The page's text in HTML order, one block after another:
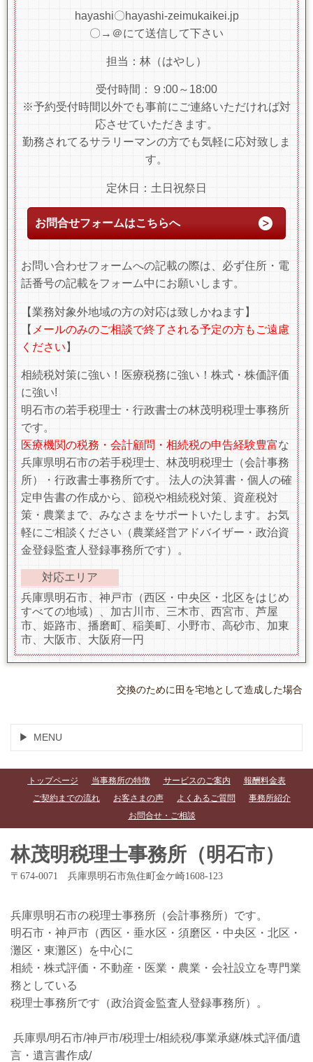
hayashi〇hayashi-zeimukaikei.jp
〇→＠にて送信して下さい
担当：林（はやし）
受付時間：９:00～18:00
※予約受付時間以外でも事前にご連絡いただければ対
応させていただきます。
勤務されてるサラリーマンの方でも気軽に応対致しま
す。
定休日：土日祝祭日
お問合せフォームはこちらへ
お問い合わせフォームへの記載の際は、必ず住所・電
話番号の記載をフォーム中にお願いします。
【業務対象外地域の方の対応は致しかねます】
【 メールのみのご相談で終了される予定の方もご遠慮
ください 】
相続税対策に強い！医療税務に強い！株式・株価評価
に強い!
明石市の若手税理士・行政書士の林茂明税理士事務所
です。
医療機関の税務・会計顧問・相続税の申告経験豊富な
兵庫県明石市の若手税理士、林茂明税理士（会計事務
所）・行政書士事務所です。 法人の決算書・個人の確
定申告書の作成から、節税や相続税対策、資産税対
策・農業まで、みなさまをサポートいたします。お気
軽にご相談ください（農業経営アドバイザー・政治資
金登録監査人登録事務所です）。
対応エリア
兵庫県明石市、神戸市（西区・中央区・北区をはじめ
すべての地域）、加古川市、三木市、西宮市、芦屋
市、姫路市、播磨町、稲美町、小野市、高砂市、加東
市、大阪市、大阪府一円
交換のために田を宅地として造成した場合
MENU
トップページ 当事務所の特徴 サービスのご案内
報酬料金表
ご契約までの流れ
お客さまの声 よくあるご質問
事務所紹介
お問合せ・ご相談
林茂明税理士事務所（明石市）
〒674-0071 兵庫県明石市魚住町金ケ崎1608-123
兵庫県明石市の税理士事務所（会計事務所）です。
明石市・神戸市（西区・垂水区・須磨区・中央区・北区・
灘区・東灘区）を中心に
相続・株式評価・不動産・医業・農業・会社設立を専門業
務としている
税理士事務所です（政治資金監査人登録事務所）。
兵庫県/明石市/神戸市/税理士/相続税/事業承継/株式評価/遺
言・遺言書作成/